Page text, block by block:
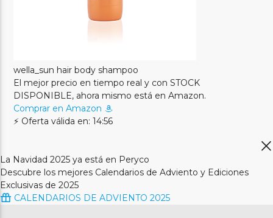
wella_sun hair body shampoo
El mejor precio en tiempo real y con STOCK
DISPONIBLE, ahora mismo está en Amazon.
Comprar en Amazon
⚡ Oferta válida en: 14:56
La Navidad 2025 ya está en Peryco
Descubre los mejores Calendarios de Adviento y Ediciones
Exclusivas de 2025
CALENDARIOS DE ADVIENTO 2025